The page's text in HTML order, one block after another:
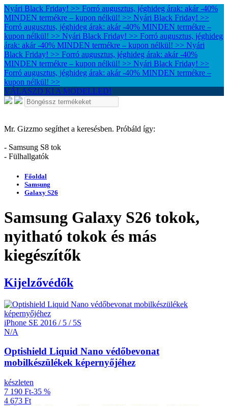
Nyári Black Friday! >> Forró augusztus, jéghideg árak: akár -40%
MINDEN termékre – kupon nélkül! >> Nyári Black Friday! >>
Forró augusztus, jéghideg árak: akár -40% MINDEN termékre –
kupon nélkül! >> Nyári Black Friday! >> Forró augusztus, jéghideg
árak: akár -40% MINDEN termékre – kupon nélkül! >> Nyári
Black Friday! >> Forró augusztus, jéghideg árak: akár -40%
MINDEN termékre – kupon nélkül! >> Nyári Black Friday! >>
Forró augusztus, jéghideg árak: akár -40% MINDEN termékre –
kupon nélkül! >>
VÁLASZD KI A MODELLED!
Mr. Gizzmo segíthet a keresésben. Próbáld így:
- Samsung S8 tok
- Fülhallgatók
Főoldal
Samsung
Galaxy S26
Samsung Galaxy S26 tokok,
nyitható tokok és más
kiegészítők
Kijelzővédők
iPhone SE 2016 / 5 / 5S
N/A
Optishield Liquid Nano védőbevonat
mobilkészülékek képernyőjéhez
készleten
7 190 Ft-35 %
4 673 Ft